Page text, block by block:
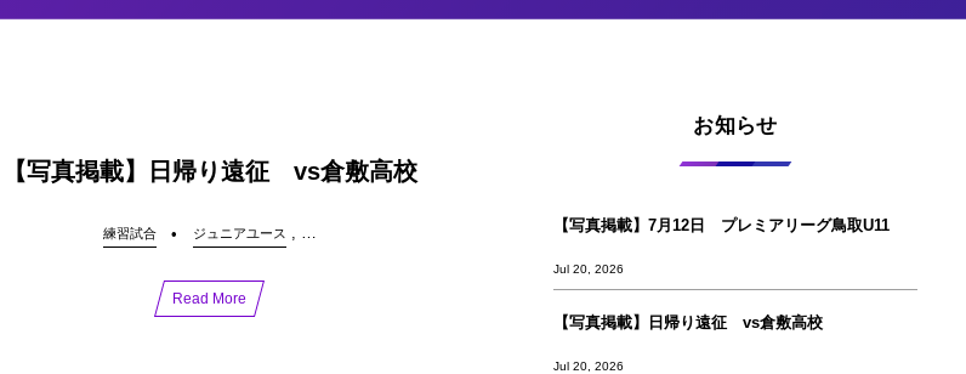
【写真掲載】日帰り遠征 vs倉敷高校
練習試合 ジュニアユース
Read More
お知らせ
【写真掲載】7月12日 プレミアリーグ鳥取U11
Jul 20, 2026
【写真掲載】日帰り遠征 vs倉敷高校
Jul 20, 2026